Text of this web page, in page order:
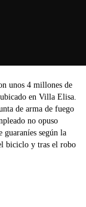
unos 4 millones de
en Villa Elisa.
de arma de fuego
no opuso
según la
biciclo y tras el robo